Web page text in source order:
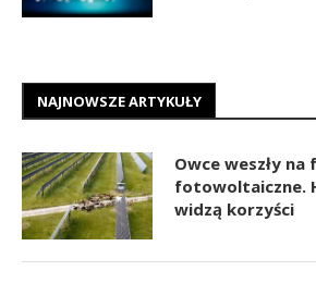
NAJNOWSZE ARTYKUŁY
Owce weszły na
fotowoltaiczne.
widzą korzyści